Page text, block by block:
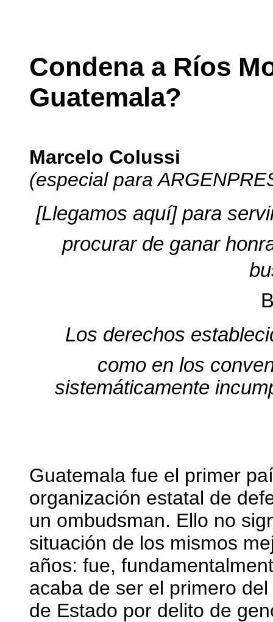
Condena a Ríos
Guatemala?
Marcelo Colussi
(especial para
[Llegamos aquí] para
procurar de ganar
Los derechos
como en los
sistemáticamente
Guatemala fue el primer
organización estatal de
un ombudsman. Ello no
situación de los mismos
años: fue,
acaba de ser el primero
de Estado por delito de